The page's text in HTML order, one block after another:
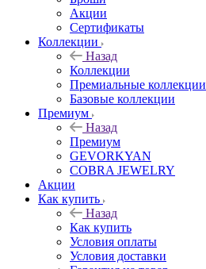
Акции
Сертификаты
Коллекции
Назад
Коллекции
Премиальные коллекции
Базовые коллекции
Премиум
Назад
Премиум
GEVORKYAN
COBRA JEWELRY
Акции
Как купить
Назад
Как купить
Условия оплаты
Условия доставки